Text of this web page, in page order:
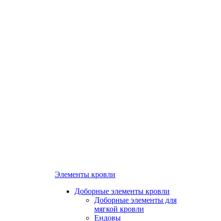
Элементы кровли
Доборные элементы кровли
Доборные элементы для
мягкой кровли
Ендовы